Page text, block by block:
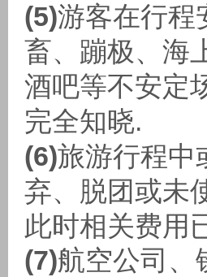
(5)游客在行程
畜、蹦极、海
酒吧等不安定
完全知晓.
(6)旅游行程中
弃、脱团或未
此时相关费用
(7)航空公司、